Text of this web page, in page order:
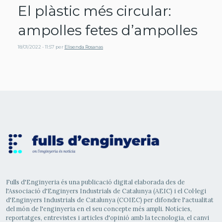
El plàstic més circular:
ampolles fetes d’ampolles
18/01/2022 - 11:57 per Elisenda Rosanas
Fulls d'Enginyeria és una publicació digital elaborada des de
l'Associació d'Enginyers Industrials de Catalunya (AEIC) i el Col·legi
d'Enginyers Industrials de Catalunya (COIEC) per difondre l'actualitat
del món de l'enginyeria en el seu concepte més ampli. Notícies,
reportatges, entrevistes i articles d'opinió amb la tecnologia, el canvi